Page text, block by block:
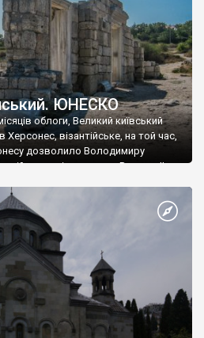
ЮНЕСКО
облоги, Великий київський
візантійське, на той час,
дозволило Володимиру
імператору Василю ІІ, та
став Василем-християнином.
На честь Херсонесу Таврійського